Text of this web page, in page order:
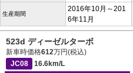
生産期間
2016年10月～201
6年11月
523d ディーゼルターボ
新車時価格612万円(税込)
JC08
16.6km/L